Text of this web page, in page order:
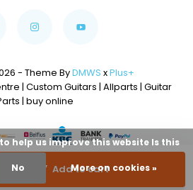
Add to cart
- Theme ByDMWS xPlus+
| Custom Guitars | Allparts | Guitar
| buy online
help us improve this website Is this
No More on cookies »